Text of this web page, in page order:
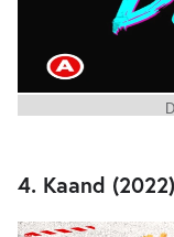
4. Kaand (2022)